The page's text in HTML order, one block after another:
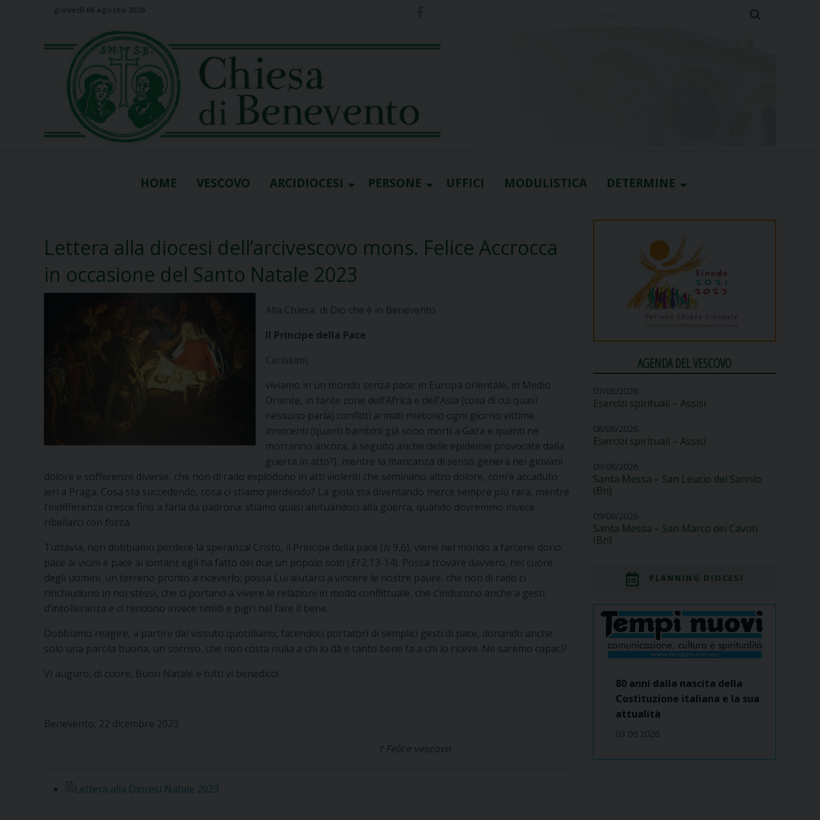
HOME VESCOVO ARCIDIOCESI PERSONE UFFICI MODULISTICA DETERMINE
Lettera alla diocesi dell’arcivescovo mons. Felice Accrocca
in occasione del Santo Natale 2023
Alla Chiesa di Dio che è in Benevento
Il Principe della Pace
Carissimi,
viviamo in un mondo senza pace: in Europa orientale, in Medio
Oriente, in tante zone dell’Africa e dell’Asia (cosa di cui quasi
nessuno parla) conflitti armati mietono ogni giorno vittime
innocenti (quanti bambini già sono morti a Gaza e quanti ne
morranno ancora, a seguito anche delle epidemie provocate dalla
guerra in atto?), mentre la mancanza di senso genera nei giovani
dolore e sofferenze diverse, che non di rado esplodono in atti violenti che seminano altro dolore, com’è accaduto
ieri a Praga. Cosa sta succedendo, cosa ci stiamo perdendo? La gioia sta diventando merce sempre più rara, mentre
l’indifferenza cresce fino a farla da padrona: stiamo quasi abituandoci alla guerra, quando dovremmo invece
ribellarci con forza.
Tuttavia, non dobbiamo perdere la speranza! Cristo, il Principe della pace (Is 9,6), viene nel mondo a farcene dono:
pace ai vicini e pace ai lontani; egli ha fatto dei due un popolo solo (Ef2,13-14). Possa trovare davvero, nel cuore
degli uomini, un terreno pronto a riceverlo; possa Lui aiutarci a vincere le nostre paure, che non di rado ci
rinchiudono in noi stessi, che ci portano a vivere le relazioni in modo conflittuale, che c’inducono anche a gesti
d’intolleranza e ci rendono invece timidi e pigri nel fare il bene.
Dobbiamo reagire, a partire dal vissuto quotidiano, facendoci portatori di semplici gesti di pace, donando anche
solo una parola buona, un sorriso, che non costa nulla a chi lo dà e tanto bene fa a chi lo riceve. Ne saremo capaci?
Vi auguro, di cuore, Buon Natale e tutti vi benedico!
Benevento, 22 dicembre 2023
† Felice vescovo
Lettera alla Diocesi Natale 2023
AGENDA DEL VESCOVO
07/08/2026
Esercizi spirituali – Assisi
08/08/2026
Esercizi spirituali – Assisi
09/08/2026
Santa Messa – San Leucio del Sannio
(Bn)
09/08/2026
Santa Messa – San Marco dei Cavoti
(Bn)
PLANNING DIOCESI
80 anni dalla nascita della
Costituzione italiana e la sua
attualità
03 06 2026